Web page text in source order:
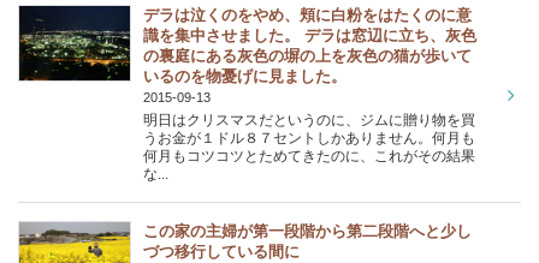
デラは泣くのをやめ、頬に白粉をはたくのに意
識を集中させました。 デラは窓辺に立ち、灰色
の裏庭にある灰色の塀の上を灰色の猫が歩いて
いるのを物憂げに見ました。
2015-09-13
明日はクリスマスだというのに、ジムに贈り物を買
うお金が１ドル８７セントしかありません。何月も
何月もコツコツとためてきたのに、これがその結果
な...
この家の主婦が第一段階から第二段階へと少し
づつ移行している間に